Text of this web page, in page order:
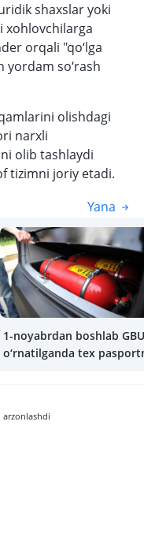
shaxslar yoki
xohlovchilarga
orqali "qo‘lga
yordam so‘rash
olishdagi
narxli
olib tashlaydi
tizimni joriy etadi.
Yana
1-noyabrdan boshlab GBU
o‘rnatilganda tex
arzonlashdi